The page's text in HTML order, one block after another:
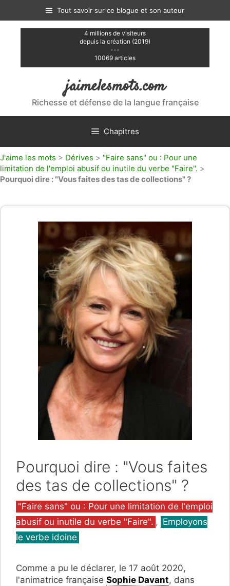
contenu
Tout savoir sur ce blogue et son auteur
4 millions de visiteurs
depuis la création (2019)
---
10069 articles
jaimelesmots.com
Richesse et défense de la langue française
Chapitres
J'aime les mots > Dérives > "Faire sans" ou : Pour une
limitation de l'emploi abusif ou inutile du verbe "Faire". >
Pourquoi dire : "Vous faites des tas de collections" ?
Pourquoi dire : "Vous faites
des tas de collections" ?
Catégories
"Faire sans" ou : Pour une limitation de l'emploi
abusif ou inutile du verbe "Faire". , Employons
le verbe idoine
Comme a pu le déclarer, le 17 août 2020,
l'animatrice française Sophie Davant, dans